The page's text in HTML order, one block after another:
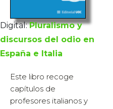
Digital: Pluralismo y
discursos del odio en
España e Italia
Este libro recoge
capítulos de
profesores italianos y